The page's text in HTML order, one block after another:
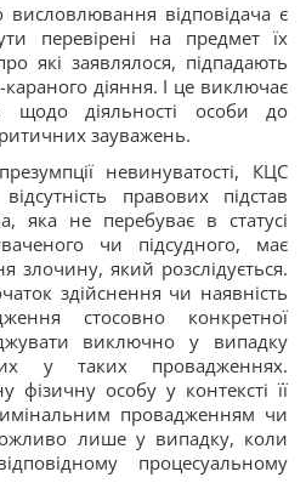
відповідача є
перевірені на предмет їх
які заявлялося, підпадають
діяння. І це виключає
щодо діяльності особи до
зауважень.
невинуватості, КЦС
правових підстав
яка не перебуває в статусі
чи підсудного, має
злочину, який розслідується.
здійснення чи наявність
стосовно конкретної
виключно у випадку
у таких провадженнях.
фізичну особу у контексті її
провадженням чи
лише у випадку, коли
процесуальному